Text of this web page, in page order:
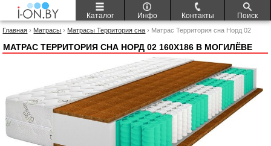
Каталог Инфо Контакты Поиск
Главная › Матрасы › Матрасы Территория сна › Матрас Территория сна Норд 02
МАТРАС ТЕРРИТОРИЯ СНА НОРД 02 160X186 В МОГИЛЁВЕ